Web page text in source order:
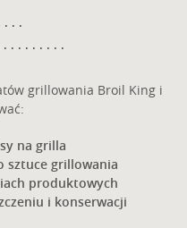
grillowania Broil King i
na grilla
sztuce grillowania
produktowych
i konserwacji